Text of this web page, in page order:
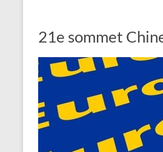
21e sommet